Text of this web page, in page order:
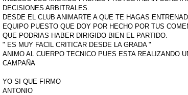
DECISIONES ARBITRALES.
DESDE EL CLUB ANIMARTE A QUE TE HAGAS
EQUIPO PUESTO QUE DOY POR HECHO POR TUS
QUE PODRIAS HABER DIRIGIDO BIEN EL PARTIDO.
" ES MUY FACIL CRITICAR DESDE LA GRADA "
ANIMO AL CUERPO TECNICO PUES ESTA REALIZANDO
CAMPAÑA
YO SI QUE FIRMO
ANTONIO